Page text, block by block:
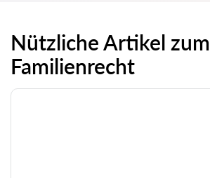
Nützliche Artikel zum
Familienrecht